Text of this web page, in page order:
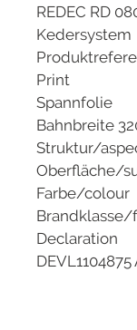
REDEC RD
Print
Bahnbreite
Struktur/
Farbe/
Brandklasse/
DEVL1104875
100%